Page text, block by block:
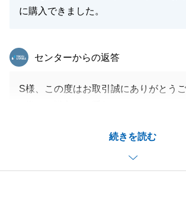
に購入できました。
続きを読む
東急リバブル
センターからの返答
S様、この度はお取引誠にありがとうご
無事にご決済まで終えることができま
書類のご準備やご連絡などS様の迅速
げでございます。